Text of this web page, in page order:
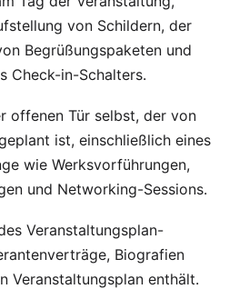
von Schildern, der
Begrüßungspaketen und
Check-in-Schalters.
offenen Tür selbst, der von
ist, einschließlich eines
wie Werksvorführungen,
und Networking-Sessions.
Veranstaltungsplan-
Biografien
Veranstaltungsplan enthält.